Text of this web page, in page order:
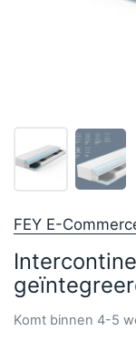
FEY E-
Komt binnen 4-5